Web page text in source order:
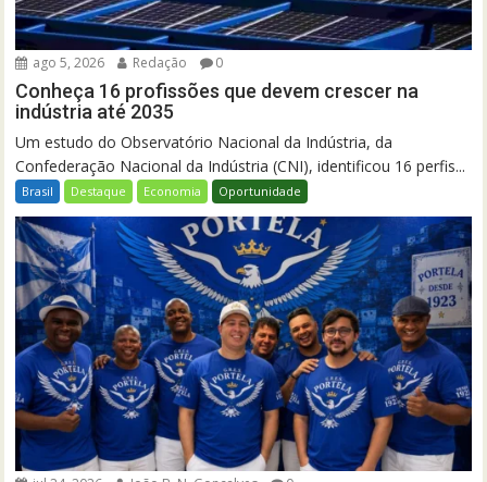
ago 5, 2026 Redação 0
Conheça 16 profissões que devem crescer na
indústria até 2035
Um estudo do Observatório Nacional da Indústria, da
Confederação Nacional da Indústria (CNI), identificou 16 perfis...
Brasil Destaque Economia Oportunidade